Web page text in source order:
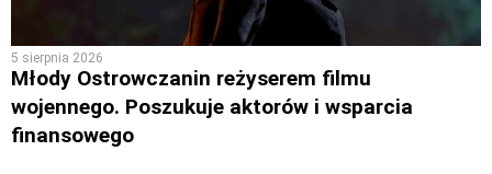
5 sierpnia 2026
Młody Ostrowczanin reżyserem filmu
wojennego. Poszukuje aktorów i wsparcia
finansowego